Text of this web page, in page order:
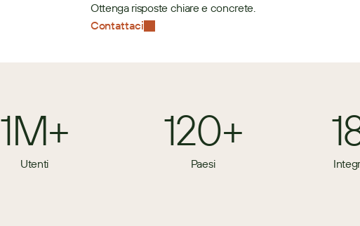
Ottenga risposte chiare e concrete.
Contattaci
1M+
Utenti
120+
Paesi